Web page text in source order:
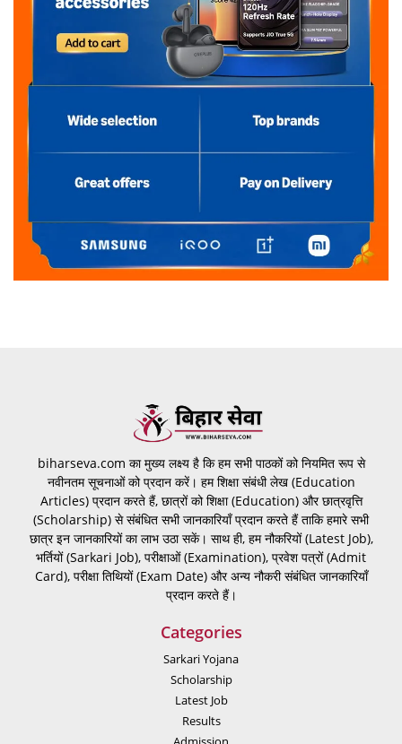
biharseva.com का मुख्य लक्ष्य है कि हम सभी पाठकों को नियमित रूप से
नवीनतम सूचनाओं को प्रदान करें। हम शिक्षा संबंधी लेख (Education
Articles) प्रदान करते हैं, छात्रों को शिक्षा (Education) और छात्रवृत्ति
(Scholarship) से संबंधित सभी जानकारियाँ प्रदान करते हैं ताकि हमारे सभी
छात्र इन जानकारियों का लाभ उठा सकें। साथ ही, हम नौकरियों (Latest Job),
भर्तियों (Sarkari Job), परीक्षाओं (Examination), प्रवेश पत्रों (Admit
Card), परीक्षा तिथियों (Exam Date) और अन्य नौकरी संबंधित जानकारियाँ
प्रदान करते हैं।
Categories
Sarkari Yojana
Scholarship
Latest Job
Results